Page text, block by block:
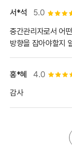
5.0 별점 5개
서*석
중간관리자로서 어
방향을 잡아야할지
4.0 별점 4개
홍*혜
감사